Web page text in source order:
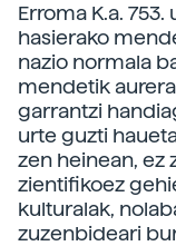
Erroma K.a.
hasierako
nazio normala
mendetik
garrantzi
urte guzti
zen heinean, ez
zientifikoez
kulturalak,
zuzenbideari